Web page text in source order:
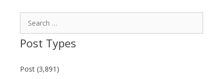
Post Types
Post (3,891)